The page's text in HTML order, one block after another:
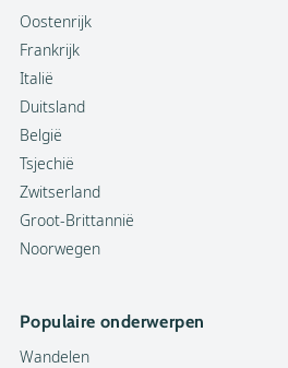
Oostenrijk
Frankrijk
Italië
Duitsland
België
Tsjechië
Zwitserland
Groot-Brittannië
Noorwegen
Populaire onderwerpen
Wandelen